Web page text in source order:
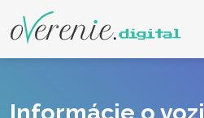
Informácie o